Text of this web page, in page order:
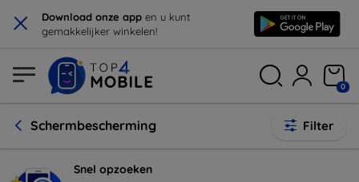
× Download onze app en u kunt
gemakkelijker winkelen!
0
Schermbescherming Filter
Snel opzoeken